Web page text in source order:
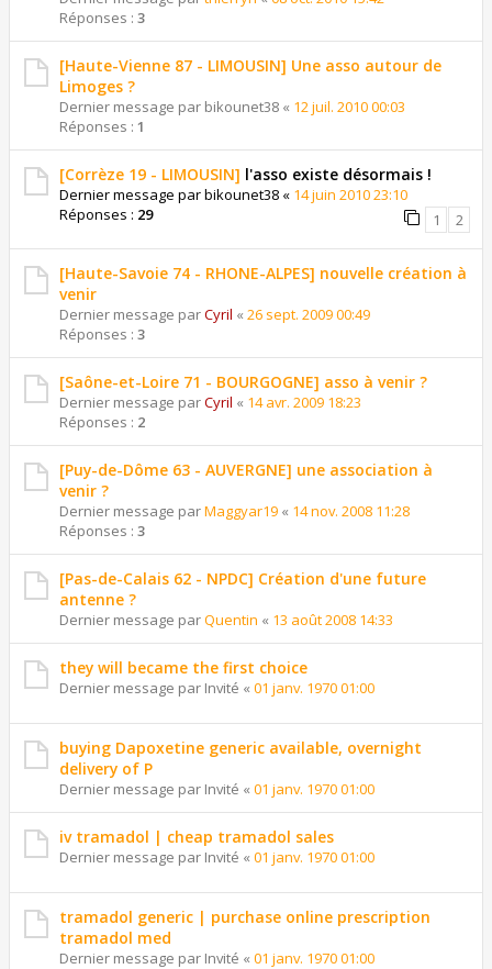
Réponses : 3
[Haute-Vienne 87 - LIMOUSIN] Une asso autour de
Limoges ?
Dernier message par bikounet38 « 12 juil. 2010 00:03
Réponses : 1
[Corrèze 19 - LIMOUSIN] l'asso existe désormais !
Dernier message parbikounet38 « 14 juin 2010 23:10
Réponses : 29 1 2
[Haute-Savoie 74 - RHONE-ALPES] nouvelle création à
venir
Dernier message parCyril « 26 sept. 2009 00:49
Réponses : 3
[Saône-et-Loire 71 - BOURGOGNE] asso à venir ?
Dernier message parCyril « 14 avr. 2009 18:23
Réponses : 2
[Puy-de-Dôme 63 - AUVERGNE] une association à
venir ?
Dernier message parMaggyar19 « 14 nov. 2008 11:28
Réponses : 3
[Pas-de-Calais 62 - NPDC] Création d'une future
antenne ?
Dernier message parQuentin « 13 août 2008 14:33
they will became the first choice
Dernier message par Invité « 01 janv. 1970 01:00
buying Dapoxetine generic available, overnight
delivery of P
Dernier message par Invité « 01 janv. 1970 01:00
iv tramadol | cheap tramadol sales
Dernier message par Invité « 01 janv. 1970 01:00
tramadol generic | purchase online prescription
tramadol med
Dernier message par Invité « 01 janv. 1970 01:00